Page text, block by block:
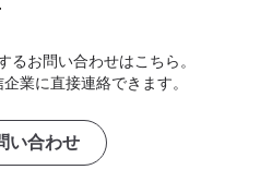
るお問い合わせはこちら。
業に直接連絡できます。
い合わせ